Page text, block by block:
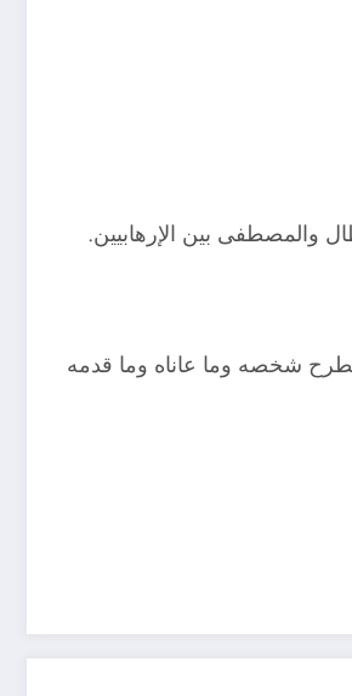
والمصطفى بين الإرهابيين.
شخصه وما عاناه وما قدمه